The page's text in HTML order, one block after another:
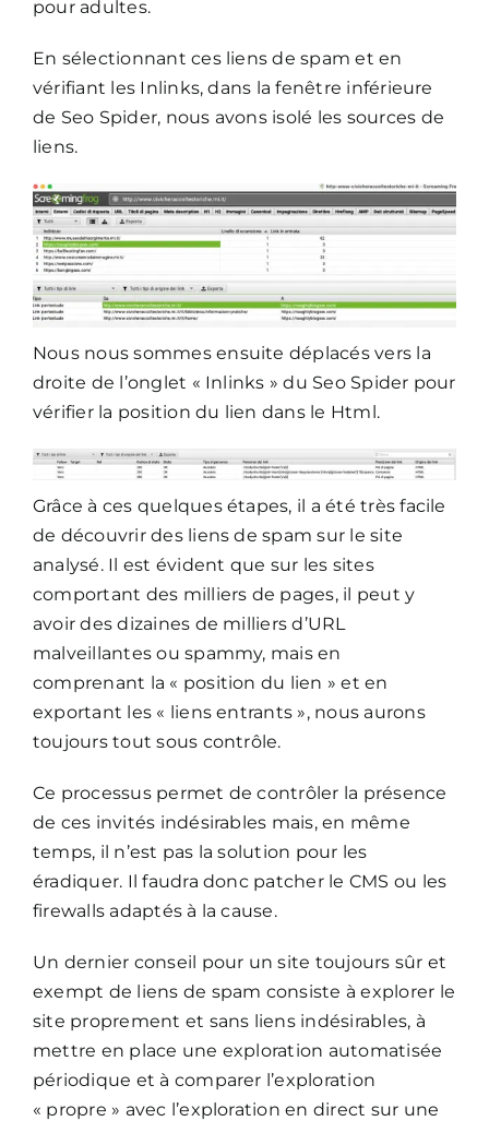
pour adultes.
En sélectionnant ces liens de spam et en
vérifiant les Inlinks, dans la fenêtre inférieure
de Seo Spider, nous avons isolé les sources de
liens.
Nous nous sommes ensuite déplacés vers la
droite de l’onglet « Inlinks » du Seo Spider pour
vérifier la position du lien dans le Html.
Grâce à ces quelques étapes, il a été très facile
de découvrir des liens de spam sur le site
analysé. Il est évident que sur les sites
comportant des milliers de pages, il peut y
avoir des dizaines de milliers d’URL
malveillantes ou spammy, mais en
comprenant la « position du lien » et en
exportant les « liens entrants », nous aurons
toujours tout sous contrôle.
Ce processus permet de contrôler la présence
de ces invités indésirables mais, en même
temps, il n’est pas la solution pour les
éradiquer. Il faudra donc patcher le CMS ou les
firewalls adaptés à la cause.
Un dernier conseil pour un site toujours sûr et
exempt de liens de spam consiste à explorer le
site proprement et sans liens indésirables, à
mettre en place une exploration automatisée
périodique et à comparer l’exploration
« propre » avec l’exploration en direct sur une